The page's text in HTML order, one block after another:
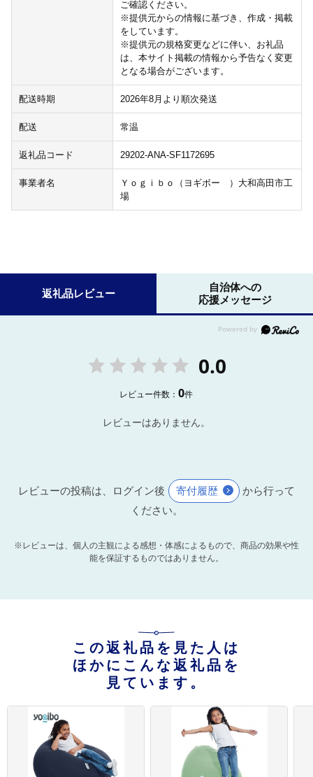
ご確認ください。
※提供元からの情報に基づき、作成・掲載
をしています。
※提供元の規格変更などに伴い、お礼品
は、本サイト掲載の情報から予告なく変更
となる場合がございます。
配送時期 2026年8月より順次発送
配送 常温
返礼品コード 29202-ANA-SF1172695
事業者名
Ｙｏｇｉｂｏ（ヨギボー ）大和高田市工
場
返礼品レビュー
自治体への
応援メッセージ
0.0
レビュー件数：0件
レビューはありません。
レビューの投稿は、ログイン後 寄付履歴
から行って
ください。
※レビューは、個人の主観による感想・体感によるもので、商品の効果や性
能を保証するものではありません。
この返礼品を見た人は
ほかにこんな返礼品を
見ています。